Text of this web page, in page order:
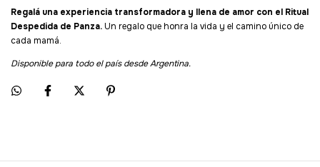
Regalá una experiencia transformadora y llena de amor con el Ritual
Despedida de Panza.Un regalo que honra la vida y el camino único de
cada mamá.
Disponible para todo el país desde Argentina.